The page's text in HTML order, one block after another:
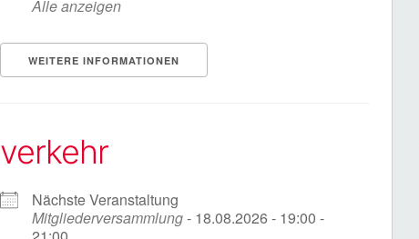
Alle anzeigen
WEITERE INFORMATIONEN
verkehr
Nächste Veranstaltung
Mitgliederversammlung- 18.08.2026 - 19:00 -